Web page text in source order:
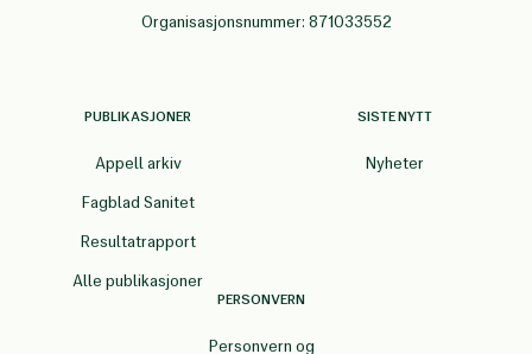
Organisasjonsnummer: 871033552
PUBLIKASJONER
Appell arkiv
Fagblad Sanitet
Resultatrapport
Alle publikasjoner
SISTE NYTT
Nyheter
PERSONVERN
Personvern og